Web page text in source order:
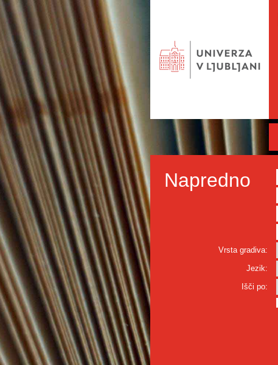
Napredno
Vrsta gradiva:
Jezik:
Išči po: